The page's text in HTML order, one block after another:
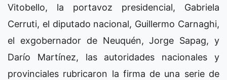
Vitobello, la portavoz presidencial, Gabriela
Cerruti, el diputado nacional, Guillermo Carnaghi,
el exgobernador de Neuquén, Jorge Sapag, y
Darío Martínez, las autoridades nacionales y
provinciales rubricaron la firma de una serie de